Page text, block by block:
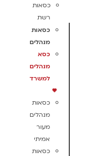
כסאות
רשת
כסאות
מנהלים
כסא
מנהלים
למשרד
כסאות
מנהלים
מעור
אמיתי
כסאות